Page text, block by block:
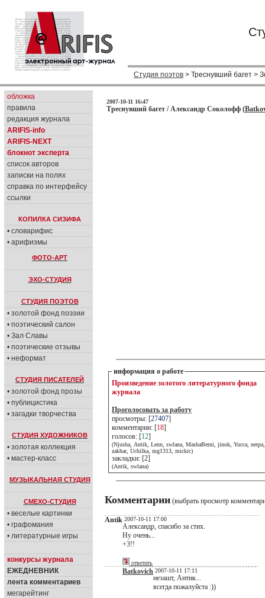
Студия поэтов > Треснувший багет >
обложка
правила
редакция журнала
ARIFIS-info
ARIFIS-NEXT
блокнот эксперта
список авторов
записки на полях
справка по интерфейсу
ссылки
КОПИЛКА СИЗИФА
• словарифис
• арифизмы
ФОТО-АРТ
ЭХО-СТУДИЯ
СТУДИЯ ПОЭТОВ
• золотой фонд поэзии
• поэтический салон
• Зал Славы
• поэтические отзывы
• неформат
СТУДИЯ ПИСАТЕЛЕЙ
• золотой фонд прозы
• публицистика
• загадки творчества
СТУДИЯ ХУДОЖНИКОВ
• золотая коллекция
• мастер-класс
МУЗЫКАЛЬНАЯ СТУДИЯ
СМЕХО-СТУДИЯ
• веселые картинки
• графомания
• литературные игры
конкурсы журнала
ЕЖЕДНЕВНИК
лента комментариев
мегарейтинг
2007-10-11 16:47
Треснувший багет / Александр Соколофф (
информация о работе
Произведение золотого литературного фонда
журнала
Проголосовать за работу
просмотры: [27407]
комментарии: [18]
голосов: [12]
(Njusha, Antik, Lenn, swlana, MashaBerni, jinok, Yucca, nerpa,
zakhar, Uchilka, mg1313, mickic)
закладки: [2]
(Antik, swlana)
Комментарии (выбрать просмотр
Antik 2007-10-11 17:00
Александр, спасибо за стих.
Ну очень...
+3!!
ответить
Batkovich 2007-10-11 17:11
незашт, Антик...
всегда пожалуйста :))